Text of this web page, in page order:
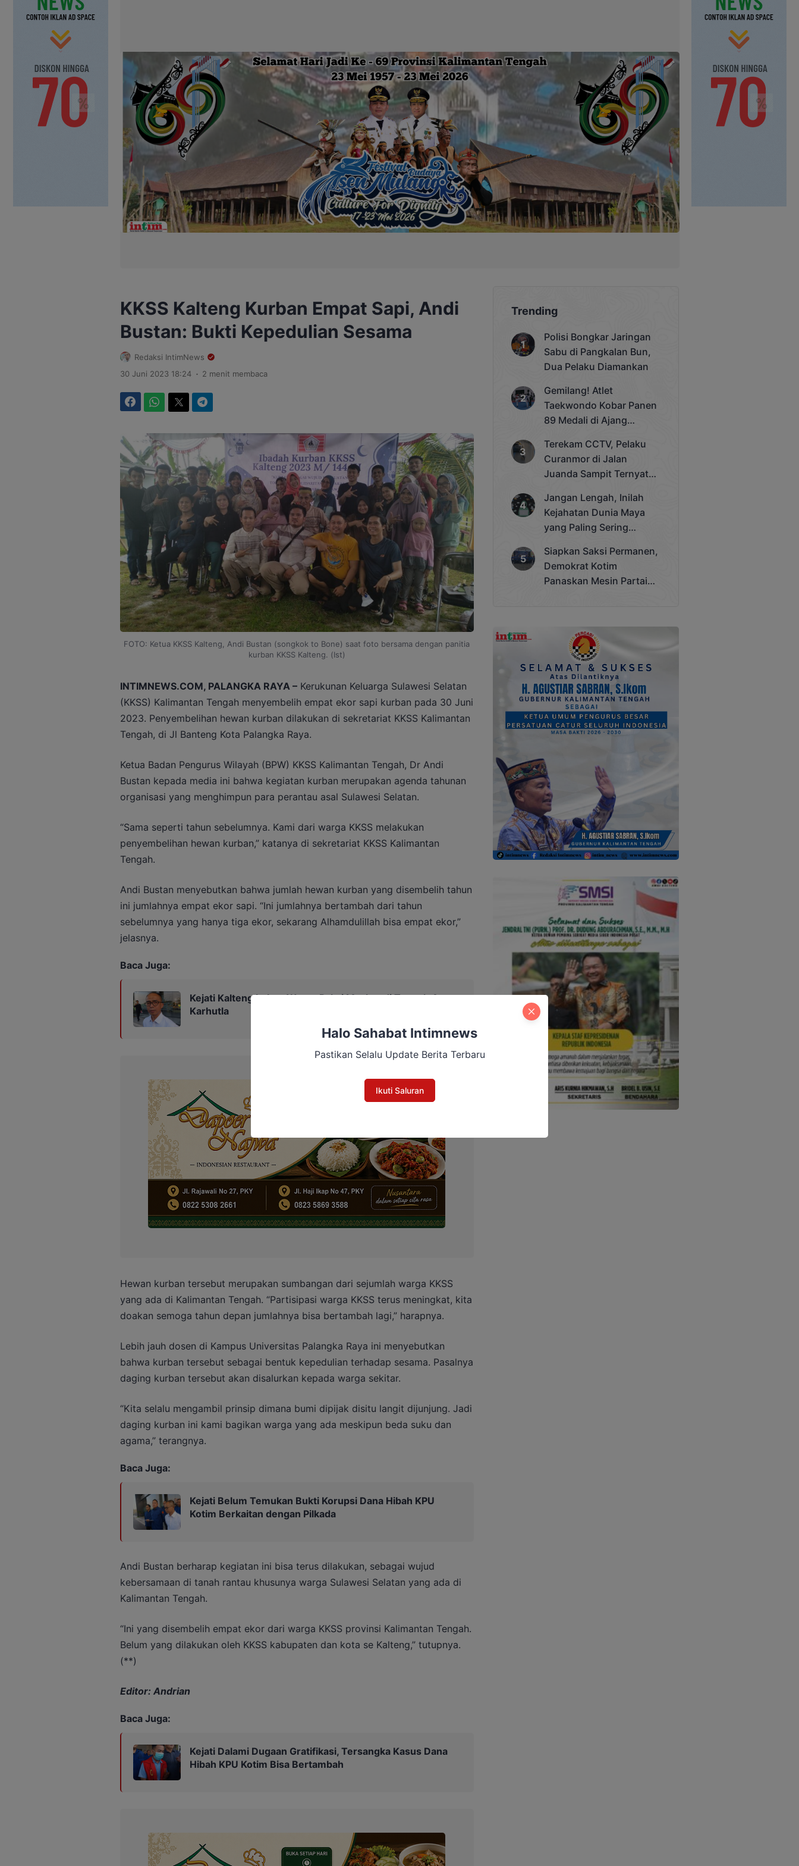
KKSS Kalteng Kurban Empat Sapi, Andi
Bustan: Bukti Kepedulian Sesama
Redaksi IntimNews
30 Juni 2023 18:24 . 2 menit membaca
FOTO: Ketua KKSS Kalteng, Andi Bustan (songkok to Bone) saat foto bersama dengan panitia
kurban KKSS Kalteng. (Ist)
INTIMNEWS.COM, PALANGKA RAYA –Kerukunan Keluarga Sulawesi Selatan
(KKSS) Kalimantan Tengah menyembelih empat ekor sapi kurban pada 30 Juni
2023. Penyembelihan hewan kurban dilakukan di sekretariat KKSS Kalimantan
Tengah, di Jl Banteng Kota Palangka Raya.
Ketua Badan Pengurus Wilayah (BPW) KKSS Kalimantan Tengah, Dr Andi
Bustan kepada media ini bahwa kegiatan kurban merupakan agenda tahunan
organisasi yang menghimpun para perantau asal Sulawesi Selatan.
“Sama seperti tahun sebelumnya. Kami dari warga KKSS melakukan
penyembelihan hewan kurban,” katanya di sekretariat KKSS Kalimantan
Tengah.
Andi Bustan menyebutkan bahwa jumlah hewan kurban yang disembelih tahun
ini jumlahnya empat ekor sapi. “Ini jumlahnya bertambah dari tahun
sebelumnya yang hanya tiga ekor, sekarang Alhamdulillah bisa empat ekor,”
jelasnya.
Baca Juga:
Kejati Kalteng Imbau Warga Pakai Masker di Tengah Asap
Karhutla
Hewan kurban tersebut merupakan sumbangan dari sejumlah warga KKSS
yang ada di Kalimantan Tengah. “Partisipasi warga KKSS terus meningkat, kita
doakan semoga tahun depan jumlahnya bisa bertambah lagi,” harapnya.
Lebih jauh dosen di Kampus Universitas Palangka Raya ini menyebutkan
bahwa kurban tersebut sebagai bentuk kepedulian terhadap sesama. Pasalnya
daging kurban tersebut akan disalurkan kepada warga sekitar.
“Kita selalu mengambil prinsip dimana bumi dipijak disitu langit dijunjung. Jadi
daging kurban ini kami bagikan warga yang ada meskipun beda suku dan
agama,” terangnya.
Baca Juga:
Kejati Belum Temukan Bukti Korupsi Dana Hibah KPU
Kotim Berkaitan dengan Pilkada
Andi Bustan berharap kegiatan ini bisa terus dilakukan, sebagai wujud
kebersamaan di tanah rantau khusunya warga Sulawesi Selatan yang ada di
Kalimantan Tengah.
“Ini yang disembelih empat ekor dari warga KKSS provinsi Kalimantan Tengah.
Belum yang dilakukan oleh KKSS kabupaten dan kota se Kalteng,” tutupnya.
(**)
Editor: Andrian
Baca Juga:
Kejati Dalami Dugaan Gratifikasi, Tersangka Kasus Dana
Hibah KPU Kotim Bisa Bertambah
Trending
Polisi Bongkar Jaringan
Sabu di Pangkalan Bun,
Dua Pelaku Diamankan
Gemilang! Atlet
Taekwondo Kobar Panen
89 Medali di Ajang
Cup 2025
Terekam CCTV, Pelaku
Curanmor di Jalan
Juanda Sampit Ternyata
Jangan Lengah, Inilah
Kejahatan Dunia Maya
yang Paling Sering
Siapkan Saksi Permanen,
Demokrat Kotim
Panaskan Mesin Partai
Halo Sahabat Intimnews
Pastikan Selalu Update Berita Terbaru
Ikuti Saluran